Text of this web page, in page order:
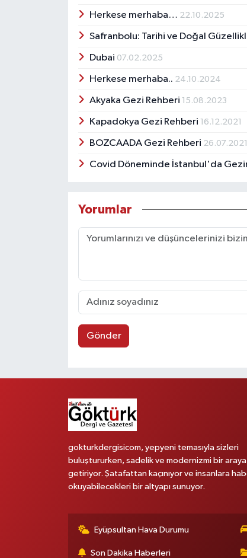
Herkese merhaba… 22.10.2025
Safranbolu: Tarihi ve Doğal
Dubai 07.02.2025
Herkese merhaba.. 24.10.2024
Akyaka Gezi Rehberi 15.08.2023
Kapadokya Gezi Rehberi 16.12.2021
BOZCAADA Gezi Rehberi 26.07.2021
Covid Döneminde İstanbul'da
Yorumlar
Gönder
gokturkdergisicom, yepyeni temasıyla sizleri
buluştururken, sadelik ve modernizmi bir araya
getiriyor. Şatafattan kaçınıyor ve insanlara
okuyabilecekleri bir altyapı sunuyor.
Eyüpsultan Hava Durumu
Son Dakika Haberleri